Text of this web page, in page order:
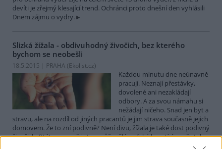
devíti je zřejmý klesající trend. Ochránci proto dnešní den vyhlásili
Dnem zájmu o vydry.
Slizká žížala - obdivuhodný živočich, bez kterého
bychom se neobešli
18.5.2015 | PRAHA (Ekolist.cz)
Každou minutu dne neúnavně
pracují. Neznají přestávky,
dovolené ani nezakládají
odbory. A za svou námahu si
nežádají ničeho. Snad jen byt a
stravu, ale na rozdíl od jiných pracantů je jim strava současně jejich
domovem. Že to zní podivně? Není divu, žížala je také dost podivný
živočich. Ptáte se, proč je ta narůžovělá a slizká kroutící se věc tak